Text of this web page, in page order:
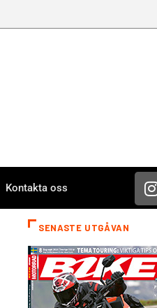
Kontakta oss
SENASTE UTGÅVAN